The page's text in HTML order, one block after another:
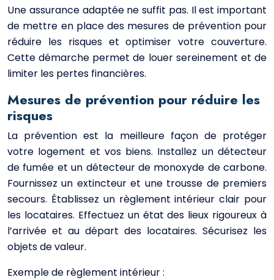
Une assurance adaptée ne suffit pas. Il est important
de mettre en place des mesures de prévention pour
réduire les risques et optimiser votre couverture.
Cette démarche permet de louer sereinement et de
limiter les pertes financières.
Mesures de prévention pour réduire les
risques
La prévention est la meilleure façon de protéger
votre logement et vos biens. Installez un détecteur
de fumée et un détecteur de monoxyde de carbone.
Fournissez un extincteur et une trousse de premiers
secours. Établissez un règlement intérieur clair pour
les locataires. Effectuez un état des lieux rigoureux à
l’arrivée et au départ des locataires. Sécurisez les
objets de valeur.
Exemple de règlement intérieur :